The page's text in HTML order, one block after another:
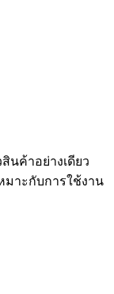
นค้าอย่างเดียว
มาะกับการใช้งาน